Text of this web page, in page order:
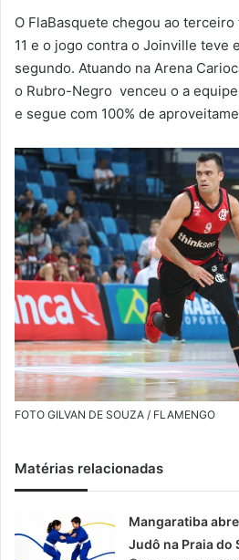
m
a
i
l
O FlaBasquete chegou ao
11 e o jogo contra o Joinville teve
segundo. Atuando na Arena
o Rubro-Negro venceu o a
e segue com 100% de
FOTO GILVAN DE SOUZA / FLAMENGO
Matérias relacionadas
Mangaratiba
Judô na Praia do